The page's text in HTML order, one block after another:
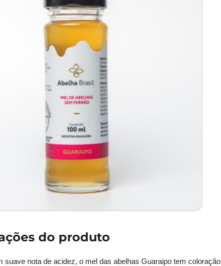
do produto
suave nota de acidez, o mel das abelhas Guaraipo tem